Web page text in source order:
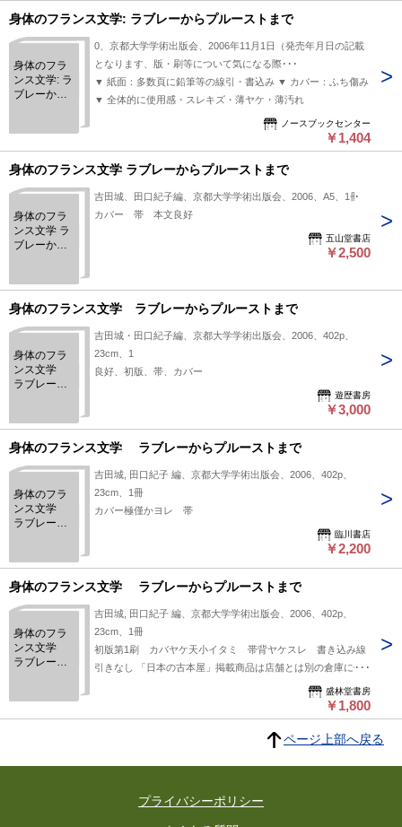
身体のフランス文学: ラブレーからプルーストまで
身体のフラ
ンス文学: ラ
ブレーから
0、京都大学学術出版会、2006年11月1日（発売年月日の記載
となります、版・刷等について気になる際･･･
▼ 紙面：多数頁に鉛筆等の線引・書込み ▼ カバー：ふち傷み
▼ 全体的に使用感・スレキズ・薄ヤケ・薄汚れ
ノースブックセンター
￥1,404
身体のフランス文学 ラブレーからプルーストまで
身体のフラ
ンス文学 ラ
ブレーから
吉田城、田口紀子編、京都大学学術出版会、2006、A5、1冊
カバー 帯 本文良好
五山堂書店
￥2,500
身体のフランス文学 ラブレーからプルーストまで
身体のフラ
ンス文学
ラブレーか
吉田城・田口紀子編、京都大学学術出版会、2006、402p、
23cm、1
良好、初版、帯、カバー
遊歴書房
￥3,000
身体のフランス文学 ラブレーからプルーストまで
身体のフラ
ンス文学
ラブレーか
吉田城, 田口紀子 編、京都大学学術出版会、2006、402p、
23cm、1冊
カバー極僅かヨレ 帯
臨川書店
￥2,200
身体のフランス文学 ラブレーからプルーストまで
身体のフラ
ンス文学
ラブレーか
吉田城, 田口紀子 編、京都大学学術出版会、2006、402p、
23cm、1冊
初版第1刷 カバヤケ天小イタミ 帯背ヤケスレ 書き込み線
引きなし 「日本の古本屋」掲載商品は店舗とは別の倉庫に保
管しております。 来店し直接御覧になりたい方は事前にご連
絡ください。 事前連絡なく来店されてもご覧頂くことが出来
ません。予めご了承ください。
盛林堂書房
￥1,800
ページ上部へ戻る
プライバシーポリシー